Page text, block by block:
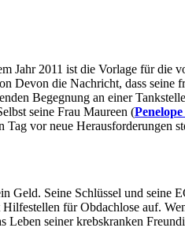
Jahr 2011 ist die Vorlage für die
Devon die Nachricht, dass seine
Begegnung an einer
seine Frau Maureen (
vor neue Herausforderungen
Geld. Seine Schlüssel und seine
für Obdachlose auf.
Leben seiner krebskranken